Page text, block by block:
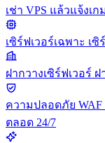
เช่า VPS แล้วแจ้งเ
เซิร์ฟเวอร์เฉพาะ เซิ
ฝากวางเซิร์ฟเวอร์ ฝ
ความปลอดภัย
ตลอด 24/7